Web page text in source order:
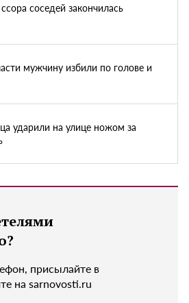
соседей закончилась
мужчину избили по голове и
ударили на улице ножом за
присылайте в
на sarnovosti.ru